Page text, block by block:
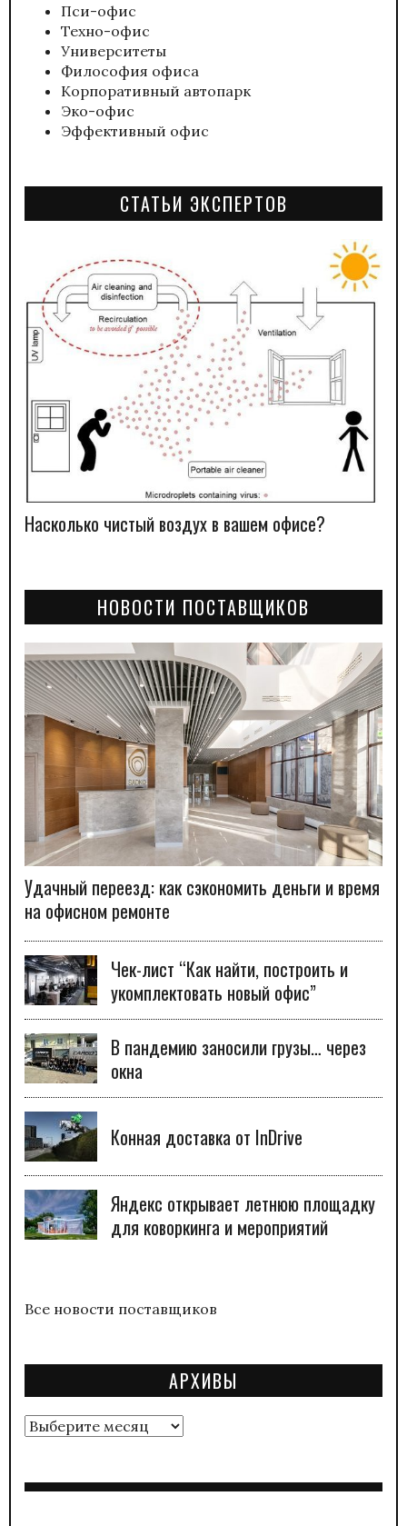
Пси-офис
Техно-офис
Университеты
Философия офиса
Корпоративный автопарк
Эко-офис
Эффективный офис
СТАТЬИ ЭКСПЕРТОВ
Насколько чистый воздух в вашем офисе?
НОВОСТИ ПОСТАВЩИКОВ
Удачный переезд: как сэкономить деньги и время
на офисном ремонте
Чек-лист “Как найти, построить и
укомплектовать новый офис”
В пандемию заносили грузы… через
окна
Конная доставка от InDrive
Яндекс открывает летнюю площадку
для коворкинга и мероприятий
Все новости поставщиков
АРХИВЫ
Архивы